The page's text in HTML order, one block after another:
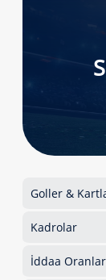
Goller &
Kadrolar
İddaa